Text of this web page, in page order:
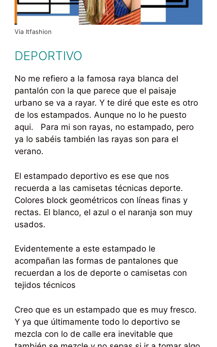
Via Itfashion
DEPORTIVO
No me refiero a la famosa raya blanca del
pantalón con la que parece que el paisaje
urbano se va a rayar. Y te diré que este es otro
de los estampados. Aunque no lo he puesto
aqui. Para mi son rayas, no estampado, pero
ya lo sabéis también las rayas son para el
verano.
El estampado deportivo es ese que nos
recuerda a las camisetas técnicas deporte.
Colores block geométricos con líneas finas y
rectas. El blanco, el azul o el naranja son muy
usados.
Evidentemente a este estampado le
acompañan las formas de pantalones que
recuerdan a los de deporte o camisetas con
tejidos técnicos
Creo que es un estampado que es muy fresco.
Y ya que últimamente todo lo deportivo se
mezcla con lo de calle era inevitable que